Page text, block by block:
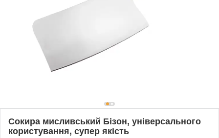
Сокира мисливський Бізон, універсального
користування, супер якість